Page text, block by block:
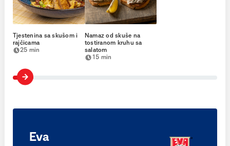
Tjestenina sa skušom i
rajčicama
25 min
Namaz od skuše na
tostiranom kruhu sa
salatom
15 min
Eva